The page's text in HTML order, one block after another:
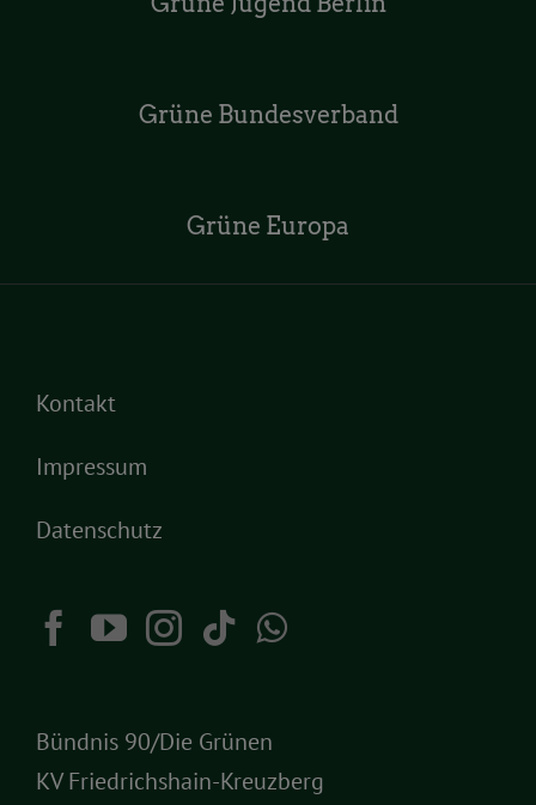
Grüne Bundesverband
Grüne Europa
Kontakt
Impressum
Datenschutz
Bündnis 90/Die Grünen
KV Friedrichshain-Kreuzberg